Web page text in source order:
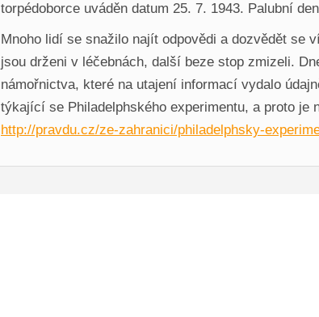
torpédoborce uváděn datum 25. 7. 1943. Palubní
Mnoho lidí se snažilo najít odpovědi a dozvědět se
jsou drženi v léčebnách, další beze stop zmizeli.
námořnictva, které na utajení informací vydalo
týkající se Philadelphského experimentu, a proto je
http://pravdu.cz/ze-zahranici/philadelphsky-